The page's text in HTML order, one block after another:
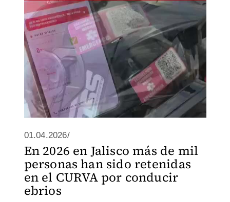
01.04.2026/
En 2026 en Jalisco más de mil
personas han sido retenidas
en el CURVA por conducir
ebrios